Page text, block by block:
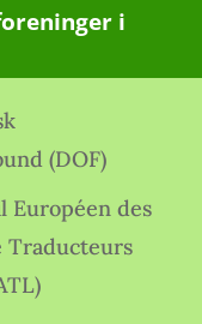
i
(DOF)
Européen des
Traducteurs